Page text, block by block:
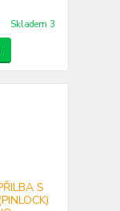
Skladem 3